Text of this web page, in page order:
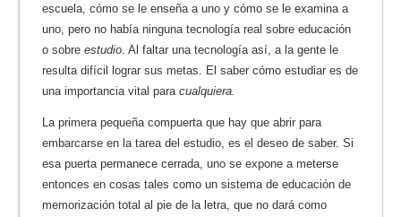
escuela, cómo se le enseña a uno y cómo se le examina a
uno, pero no había ninguna tecnología real sobre educación
o sobre estudio . Al faltar una tecnología así, a la gente le
resulta difícil lograr sus metas. El saber cómo estudiar es de
una importancia vital para cualquiera.
La primera pequeña compuerta que hay que abrir para
embarcarse en la tarea del estudio, es el deseo de saber. Si
esa puerta permanece cerrada, uno se expone a meterse
entonces en cosas tales como un sistema de educación de
memorización total al pie de la letra, que no dará como